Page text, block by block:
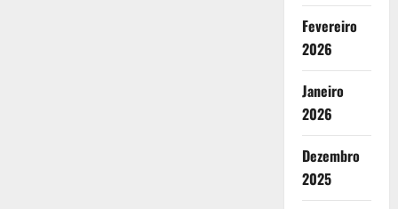
Fevereiro
2026
Janeiro
2026
Dezembro
2025